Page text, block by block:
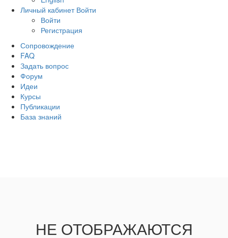
Личный кабинет Войти
Войти
Регистрация
Сопровождение
FAQ
Задать вопрос
Форум
Идеи
Курсы
Публикации
База знаний
НЕ ОТОБРАЖАЮТСЯ